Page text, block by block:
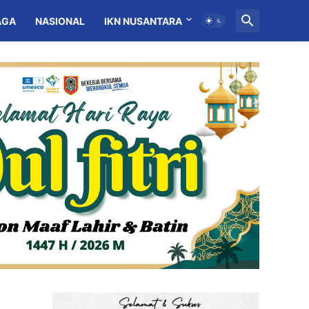
NASIONAL IKN NUSANTARA MITRA